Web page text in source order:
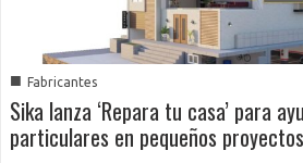
■ Fabricantes
Sika lanza ‘Repara tu casa’ para
particulares en pequeños